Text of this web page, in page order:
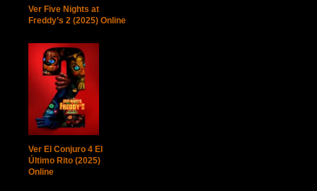
Ver Five Nights at
Freddy’s 2 (2025) Online
Ver El Conjuro 4 El
Último Rito (2025)
Online